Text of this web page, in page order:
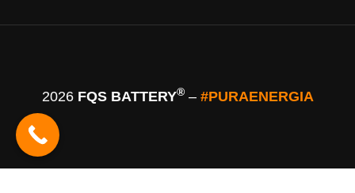
2026 FQS BATTERY®– #PURAENERGIA